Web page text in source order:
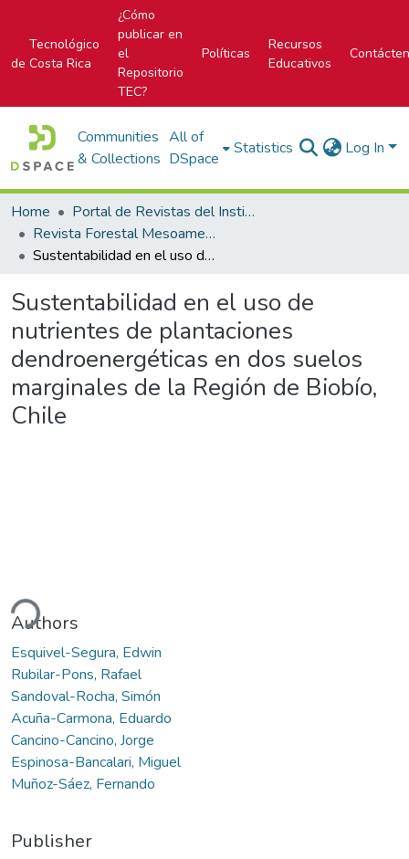
Tecnológico
de Costa Rica
¿Cómo
publicar en
el
Repositorio
TEC?
Políticas
Recursos
Educativos
Communities
& Collections
All of
DSpace
Statistics Log In
Home
Portal de Revistas del Instituto Tecnológico de Costa Rica
Revista Forestal Mesoamericana Kurú
Sustentabilidad en el uso de nutrientes de plantaciones dendroenergéticas en dos suelos marginales de la Región de Biobío, Chile
Sustentabilidad en el uso de
nutrientes de plantaciones
dendroenergéticas en dos suelos
marginales de la Región de Biobío,
Chile
Authors
Esquivel-Segura, Edwin
Rubilar-Pons, Rafael
Sandoval-Rocha, Simón
Acuña-Carmona, Eduardo
Cancino-Cancino, Jorge
Espinosa-Bancalari, Miguel
Muñoz-Sáez, Fernando
Publisher